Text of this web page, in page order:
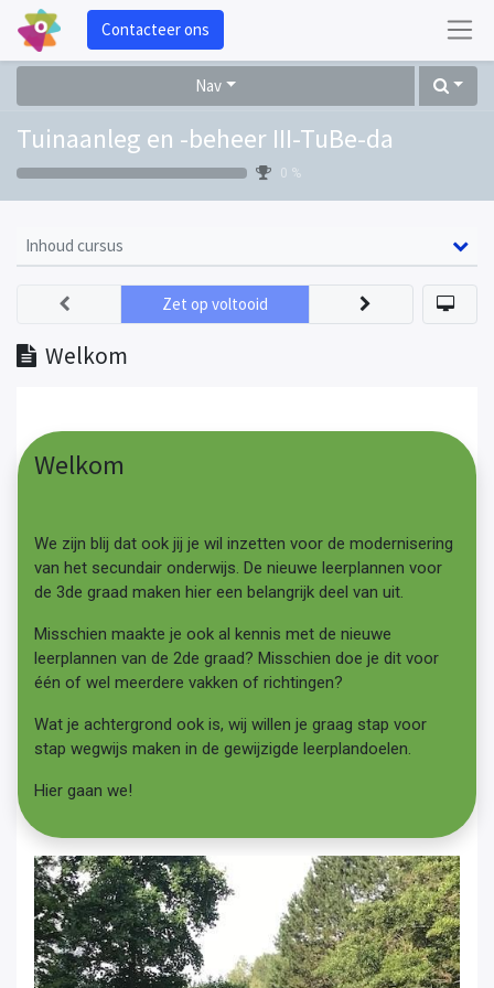
Contacteer ons
Nav
Tuinaanleg en -beheer III-TuBe-da
0 %
Inhoud cursus
Welkom
Zet op voltooid
Welkom
We zijn blij dat ook jij je wil inzetten voor de modernisering
van het secundair onderwijs. De nieuwe leerplannen voor
de 3de graad maken hier een belangrijk deel van uit.
Misschien maakte je ook al kennis met de nieuwe
leerplannen van de 2de graad? Misschien doe je dit voor
één of wel meerdere vakken of richtingen?
Wat je achtergrond ook is, wij willen je graag stap voor
stap wegwijs maken in de gewijzigde leerplandoelen.
Hier gaan we!